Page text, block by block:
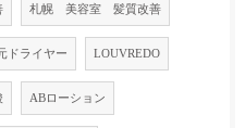
札幌 美容室 髪質改善
ドライヤー LOUVREDO
ABローション